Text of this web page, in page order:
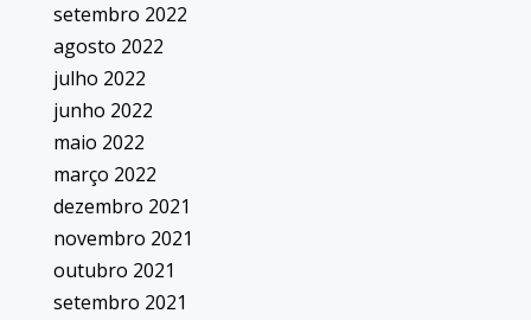
setembro 2022
agosto 2022
julho 2022
junho 2022
maio 2022
março 2022
dezembro 2021
novembro 2021
outubro 2021
setembro 2021